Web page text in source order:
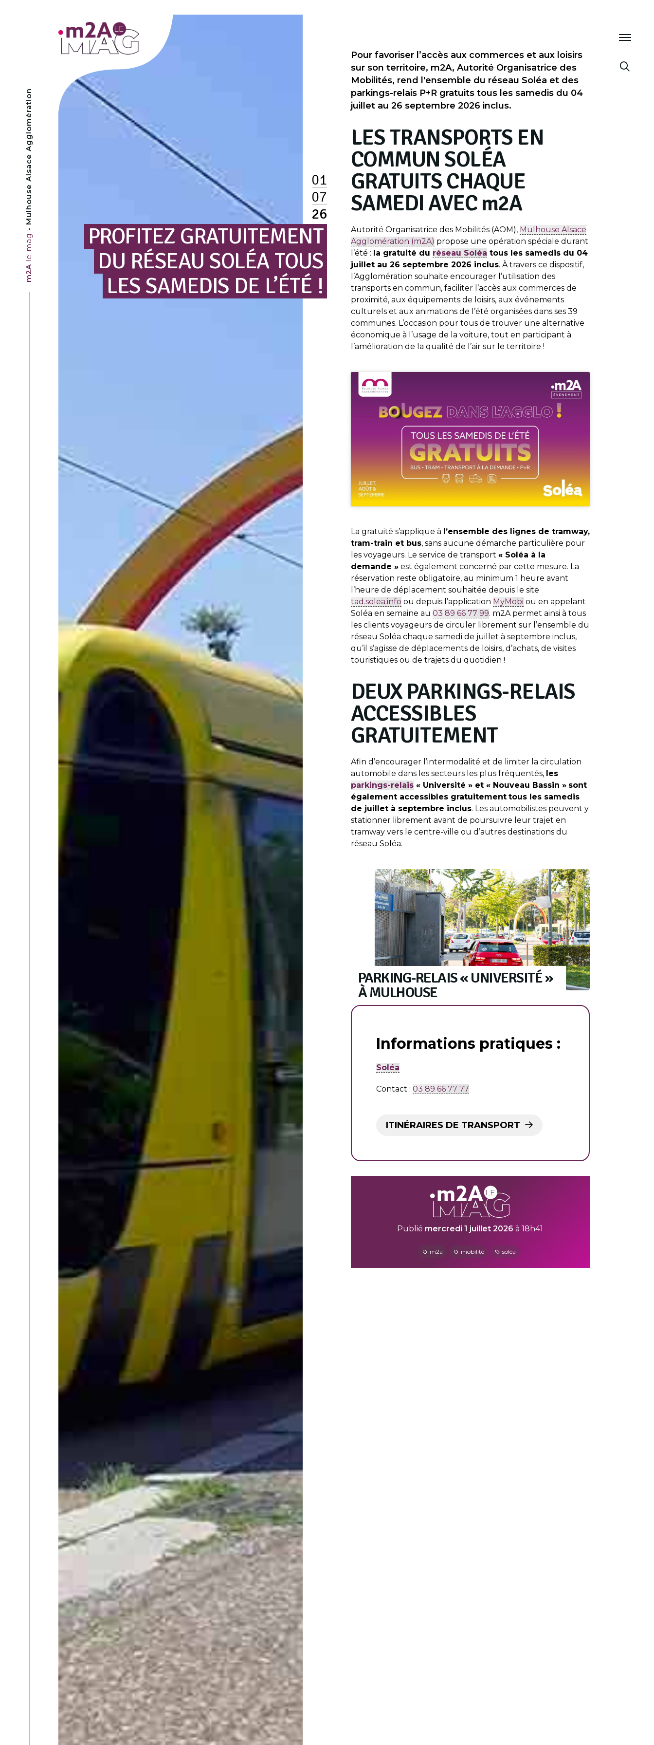
m2A
le mag
- Mulhouse Alsace Agglomération
01
07
26
PROFITEZ GRATUITEMENT
DU RÉSEAU SOLÉA TOUS
LES SAMEDIS DE L’ÉTÉ !
Pour favoriser l’accès aux commerces et aux loisirs
sur son territoire, m2A, Autorité Organisatrice des
Mobilités, rend l'ensemble du réseau Soléa et des
parkings-relais P+R gratuits tous les samedis du 04
juillet au 26 septembre 2026 inclus.
LES TRANSPORTS EN
COMMUN SOLÉA
GRATUITS CHAQUE
SAMEDI AVEC m2A
Autorité Organisatrice des Mobilités (AOM), Mulhouse Alsace
Agglomération (m2A) propose une opération spéciale durant
l’été : la gratuité du réseau Soléa tous les samedis du 04
juillet au 26 septembre 2026 inclus. À travers ce dispositif,
l’Agglomération souhaite encourager l’utilisation des
transports en commun, faciliter l’accès aux commerces de
proximité, aux équipements de loisirs, aux événements
culturels et aux animations de l’été organisées dans ses 39
communes. L’occasion pour tous de trouver une alternative
économique à l’usage de la voiture, tout en participant à
l’amélioration de la qualité de l’air sur le territoire !
La gratuité s’applique à l’ensemble des lignes de tramway,
tram-train et bus, sans aucune démarche particulière pour
les voyageurs. Le service de transport « Soléa à la
demande »est également concerné par cette mesure. La
réservation reste obligatoire, au minimum 1 heure avant
l’heure de déplacement souhaitée depuis le site
tad.solea.info ou depuis l’application MyMobi ou en appelant
Soléa en semaine au 03 89 66 77 99. m2A permet ainsi à tous
les clients voyageurs de circuler librement sur l’ensemble du
réseau Soléa chaque samedi de juillet à septembre inclus,
qu’il s’agisse de déplacements de loisirs, d’achats, de visites
touristiques ou de trajets du quotidien !
DEUX PARKINGS-RELAIS
ACCESSIBLES
GRATUITEMENT
Afin d’encourager l’intermodalité et de limiter la circulation
automobile dans les secteurs les plus fréquentés, les
parkings-relais« Université » et « Nouveau Bassin » sont
également accessibles gratuitement tous les samedis
de juillet à septembre inclus. Les automobilistes peuvent y
stationner librement avant de poursuivre leur trajet en
tramway vers le centre-ville ou d’autres destinations du
réseau Soléa.
PARKING-RELAIS « UNIVERSITÉ »
À MULHOUSE
Informations pratiques :
Soléa
Contact : 03 89 66 77 77
ITINÉRAIRES DE TRANSPORT
Publié mercredi 1 juillet 2026 à 18h41
m2a mobilité soléa